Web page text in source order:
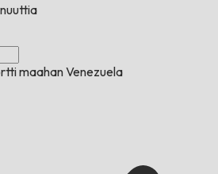
maahan Venezuela